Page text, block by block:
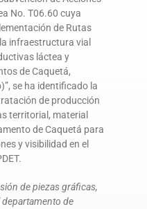
No. T06.60 cuya
de Rutas
infraestructura vial
láctea y
de Caquetá,
se ha identificado la
de producción
territorial, material
de Caquetá para
y visibilidad en el
de piezas gráficas,
departamento de